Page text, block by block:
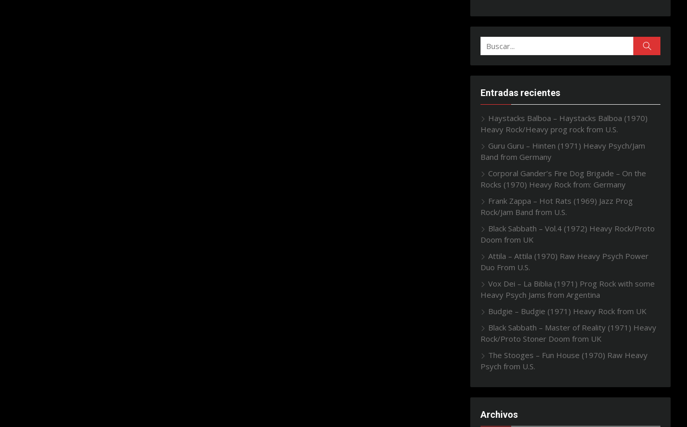
Buscar:
Entradas recientes
Haystacks Balboa – Haystacks Balboa (1970)
Heavy Rock/Heavy prog rock from U.S.
Guru Guru – Hinten (1971) Heavy Psych/Jam
Band from Germany
Corporal Gander’s Fire Dog Brigade – On the
Rocks (1970) Heavy Rock from: Germany
Frank Zappa – Hot Rats (1969) Jazz Prog
Rock/Jam Band from U.S.
Black Sabbath – Vol.4 (1972) Heavy Rock/Proto
Doom from UK
Attila – Attila (1970) Raw Heavy Psych Power
Duo From U.S.
Vox Dei – La Biblia (1971) Prog Rock with some
Heavy Psych Jams from Argentina
Budgie – Budgie (1971) Heavy Rock from UK
Black Sabbath – Master of Reality (1971) Heavy
Rock/Proto Stoner Doom from UK
The Stooges – Fun House (1970) Raw Heavy
Psych from U.S.
Archivos